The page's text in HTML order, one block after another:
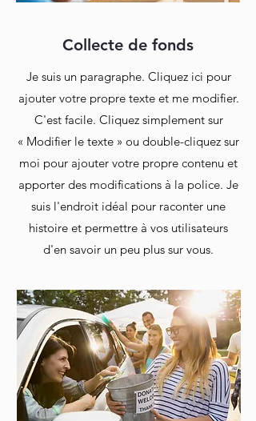
Collecte de fonds
Je suis un paragraphe. Cliquez ici pour
ajouter votre propre texte et me modifier.
C'est facile. Cliquez simplement sur
« Modifier le texte » ou double-cliquez sur
moi pour ajouter votre propre contenu et
apporter des modifications à la police. Je
suis l'endroit idéal pour raconter une
histoire et permettre à vos utilisateurs
d'en savoir un peu plus sur vous.